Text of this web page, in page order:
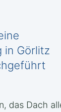
in Görlitz
das Dach